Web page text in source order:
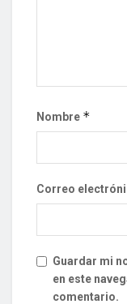
Nombre *
Correo
Guardar mi
en este
comentario.